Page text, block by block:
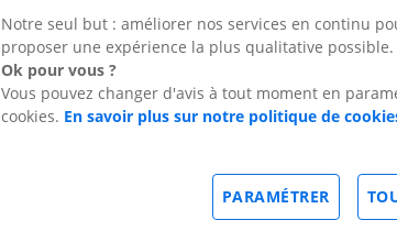
Notre seul but : améliorer nos services en continu
proposer une expérience la plus qualitative possible.
Ok pour vous ?
Vous pouvez changer d'avis à tout moment en
cookies. En savoir plus sur notre politique de
PARAMÉTRER